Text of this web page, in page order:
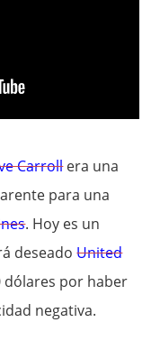
Carrollera una
para una
. Hoy es un
deseadoUnited
dólares por haber
negativa.